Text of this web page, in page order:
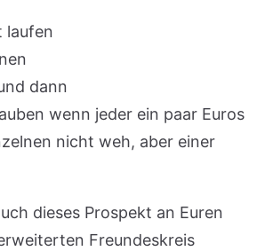
laufen
dann
wenn jeder ein paar Euros
nicht weh, aber einer
dieses Prospekt an Euren
Freundeskreis